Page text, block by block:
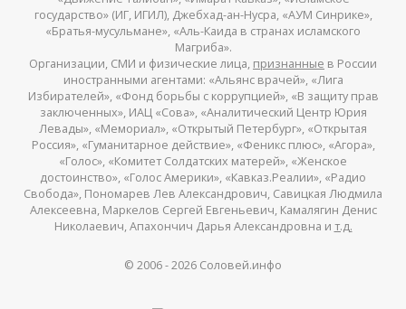
государство» (ИГ, ИГИЛ), Джебхад-ан-Нусра, «АУМ Синрике»,
«Братья-мусульмане», «Аль-Каида в странах исламского
Магриба».
Организации, СМИ и физические лица, признанные в России
иностранными агентами: «Альянс врачей», «Лига
Избирателей», «Фонд борьбы с коррупцией», «В защиту прав
заключенных», ИАЦ «Сова», «Аналитический Центр Юрия
Левады», «Мемориал», «Открытый Петербург», «Открытая
Россия», «Гуманитарное действие», «Феникс плюс», «Агора»,
«Голос», «Комитет Солдатских матерей», «Женское
достоинство», «Голос Америки», «Кавказ.Реалии», «Радио
Свобода», Пономарев Лев Александрович, Савицкая Людмила
Алексеевна, Маркелов Сергей Евгеньевич, Камалягин Денис
Николаевич, Апахончич Дарья Александровна и т.д.
© 2006 -2026 Соловей.инфо